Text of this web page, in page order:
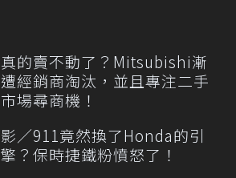
真的賣不動了？Mitsubishi漸
遭經銷商淘汰，並且專注二手
市場尋商機！
影／911竟然換了Honda的引
擎？保時捷鐵粉憤怒了！